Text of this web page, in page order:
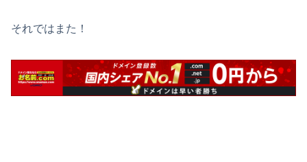
それではまた！